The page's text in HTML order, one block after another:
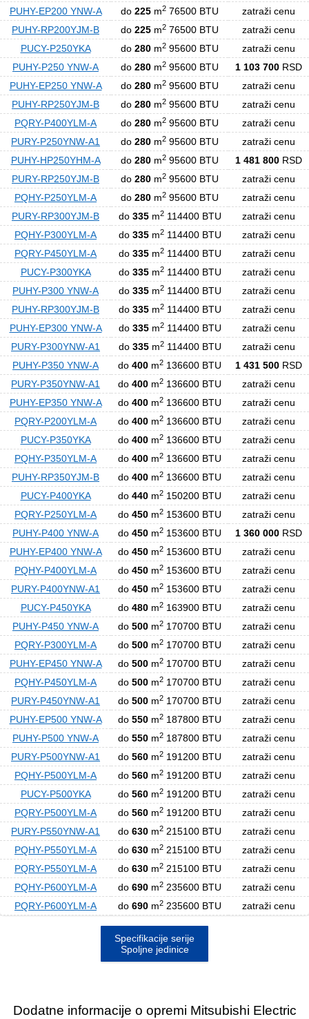
PUHY-EP200 YNW-A do 225 m2 76500 BTU
zatraži cenu
PUHY-RP200YJM-B
do 225 m2 76500 BTU
zatraži cenu
PUCY-P250YKA
do 280 m2 95600 BTU
zatraži cenu
PUHY-P250 YNW-A
do 280 m2 95600 BTU 1 103 700 RSD
PUHY-EP250 YNW-A
do 280 m2 95600 BTU
zatraži cenu
PUHY-RP250YJM-B
do 280 m2 95600 BTU
zatraži cenu
PQRY-P400YLM-A
do 280 m2 95600 BTU
zatraži cenu
PURY-P250YNW-A1
do 280 m2 95600 BTU
zatraži cenu
PUHY-HP250YHM-A
do 280 m2 95600 BTU 1 481 800 RSD
PURY-RP250YJM-B
do 280 m2 95600 BTU
zatraži cenu
PQHY-P250YLM-A
do 280 m2 95600 BTU
zatraži cenu
PURY-RP300YJM-B
do 335m2 114400 BTU
zatraži cenu
PQHY-P300YLM-A
do 335m2 114400 BTU
zatraži cenu
PQRY-P450YLM-A
do 335m2 114400 BTU
zatraži cenu
PUCY-P300YKA
do 335m2 114400 BTU
zatraži cenu
PUHY-P300 YNW-A
do 335m2 114400 BTU
zatraži cenu
PUHY-RP300YJM-B
do 335m2 114400 BTU
zatraži cenu
PUHY-EP300 YNW-A
do 335m2 114400 BTU
zatraži cenu
PURY-P300YNW-A1
do 335m2 114400 BTU
zatraži cenu
PUHY-P350 YNW-A
do 400 m2 136600 BTU 1 431 500 RSD
PURY-P350YNW-A1
do 400 m2 136600 BTU
zatraži cenu
PUHY-EP350 YNW-A
do 400 m2 136600 BTU
zatraži cenu
PQRY-P200YLM-A
do 400 m2 136600 BTU
zatraži cenu
PUCY-P350YKA
do 400 m2 136600 BTU
zatraži cenu
PQHY-P350YLM-A
do 400 m2 136600 BTU
zatraži cenu
PUHY-RP350YJM-B
do 400 m2 136600 BTU
zatraži cenu
PUCY-P400YKA
do 440 m2 150200 BTU
zatraži cenu
PQRY-P250YLM-A
do 450 m2 153600 BTU
zatraži cenu
PUHY-P400 YNW-A
do 450 m2 153600 BTU 1 360 000 RSD
PUHY-EP400 YNW-A
do 450 m2 153600 BTU
zatraži cenu
PQHY-P400YLM-A
do 450 m2 153600 BTU
zatraži cenu
PURY-P400YNW-A1
do 450 m2 153600 BTU
zatraži cenu
PUCY-P450YKA
do 480 m2 163900 BTU
zatraži cenu
PUHY-P450 YNW-A
do 500 m2 170700 BTU
zatraži cenu
PQRY-P300YLM-A
do 500 m2 170700 BTU
zatraži cenu
PUHY-EP450 YNW-A
do 500 m2 170700 BTU
zatraži cenu
PQHY-P450YLM-A
do 500 m2 170700 BTU
zatraži cenu
PURY-P450YNW-A1
do 500 m2 170700 BTU
zatraži cenu
PUHY-EP500 YNW-A
do 550 m2 187800 BTU
zatraži cenu
PUHY-P500 YNW-A
do 550 m2 187800 BTU
zatraži cenu
PURY-P500YNW-A1
do 560 m2 191200 BTU
zatraži cenu
PQHY-P500YLM-A
do 560 m2 191200 BTU
zatraži cenu
PUCY-P500YKA
do 560 m2 191200 BTU
zatraži cenu
PQRY-P500YLM-A
do 560 m2 191200 BTU
zatraži cenu
PURY-P550YNW-A1
do 630 m2 215100 BTU
zatraži cenu
PQHY-P550YLM-A
do 630 m2 215100 BTU
zatraži cenu
PQRY-P550YLM-A
do 630 m2 215100 BTU
zatraži cenu
PQHY-P600YLM-A
do 690 m2 235600 BTU
zatraži cenu
PQRY-P600YLM-A
do 690 m2 235600 BTU zatraži cenu
Specifikacije serije
Spoljne jedinice
Dodatne informacije o opremi Mitsubishi Electric